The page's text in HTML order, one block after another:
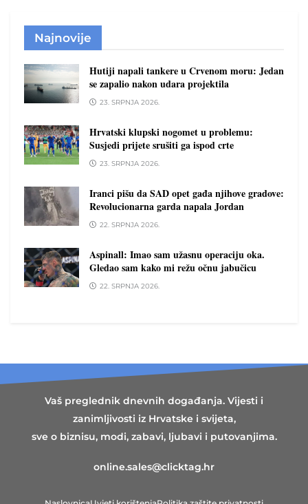
Najnovije
Hutiji napali tankere u Crvenom moru: Jedan
se zapalio nakon udara projektila
23. SRPNJA 2026.
Hrvatski klupski nogomet u problemu:
Susjedi prijete srušiti ga ispod crte
23. SRPNJA 2026.
Iranci pišu da SAD opet gađa njihove gradove:
Revolucionarna garda napala Jordan
22. SRPNJA 2026.
Aspinall: Imao sam užasnu operaciju oka.
Gledao sam kako mi režu očnu jabučicu
22. SRPNJA 2026.
Vaš preglednik dnevnih događanja. Vijesti i
zanimljivosti iz Hrvatske i svijeta,
sve o biznisu, modi, zabavi, ljubavi i putovanjima.
online.sales@clicktag.hr